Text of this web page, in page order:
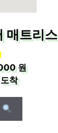
매트리
원
착